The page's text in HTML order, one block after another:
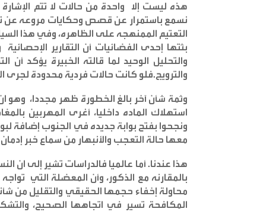
هذه ليست إلا واحدة من حالات لا تتم الإشارة
نسمع باستمرار عن قصص وحكايات مروعه عن
التعتيم الممنهجه على الظاهره، وفي هذا
بثتها إحدى الفضائيات أن التقارير
والتحليل الوحيد لما قالته الخبيرة يؤكد أن
والترويج.فلو كانت حالات فردية محدودة لجرى
وثمة شأن آخر بالغ الخطورة ظهر مجددا، وهو
استهلاك الماده داخليا، أغرى المهربين
ونجحوا بفتح بوابة جديده في الجنوب إضافة
معها حالة التعجب والأنبهار من سماع خبر إدمان
هذا عندنا. أما عالميا فالدراسات تشير إلى ان
بالمقارنه مع الذكور، وأن المعضلة التي
محاولة إخفاء حجمها الحقيقي والتقليل من
المكافحة تسير في اتجاهها الصحيح،